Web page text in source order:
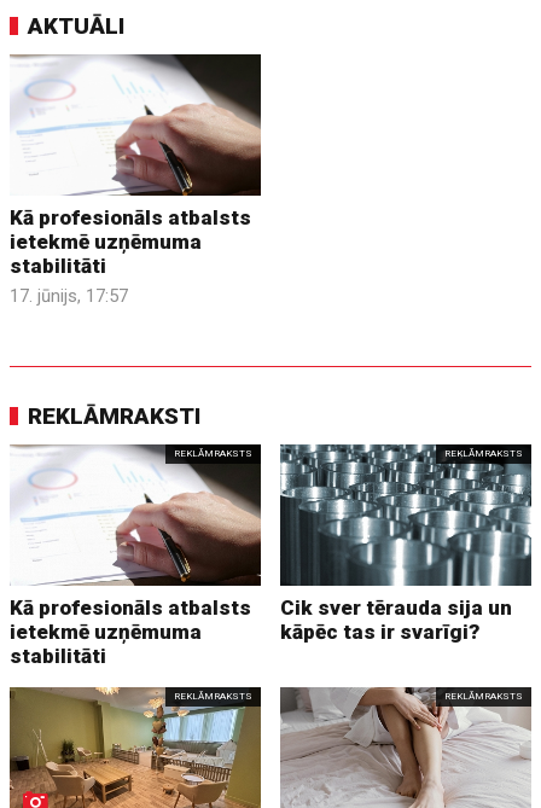
AKTUĀLI
Kā profesionāls atbalsts
ietekmē uzņēmuma
stabilitāti
17. jūnijs, 17:57
REKLĀMRAKSTI
REKLĀMRAKSTS
Kā profesionāls atbalsts
ietekmē uzņēmuma
stabilitāti
REKLĀMRAKSTS
Cik sver tērauda sija un
kāpēc tas ir svarīgi?
REKLĀMRAKSTS REKLĀMRAKSTS